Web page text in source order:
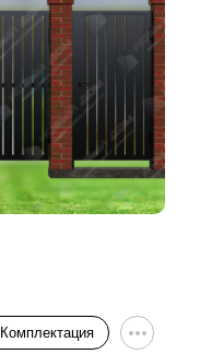
Комплектация